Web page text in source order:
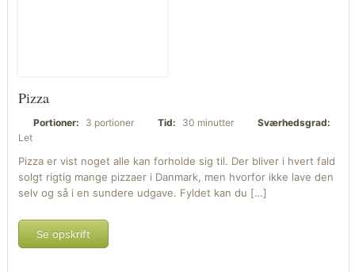
Pizza
Portioner: 3 portioner Tid: 30 minutter
Sværhedsgrad:
Let
Pizza er vist noget alle kan forholde sig til. Der bliver i hvert fald
solgt rigtig mange pizzaer i Danmark, men hvorfor ikke lave den
selv og så i en sundere udgave. Fyldet kan du […]
Se opskrift